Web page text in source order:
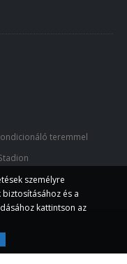
teremmel
személyre
és a
kattintson az